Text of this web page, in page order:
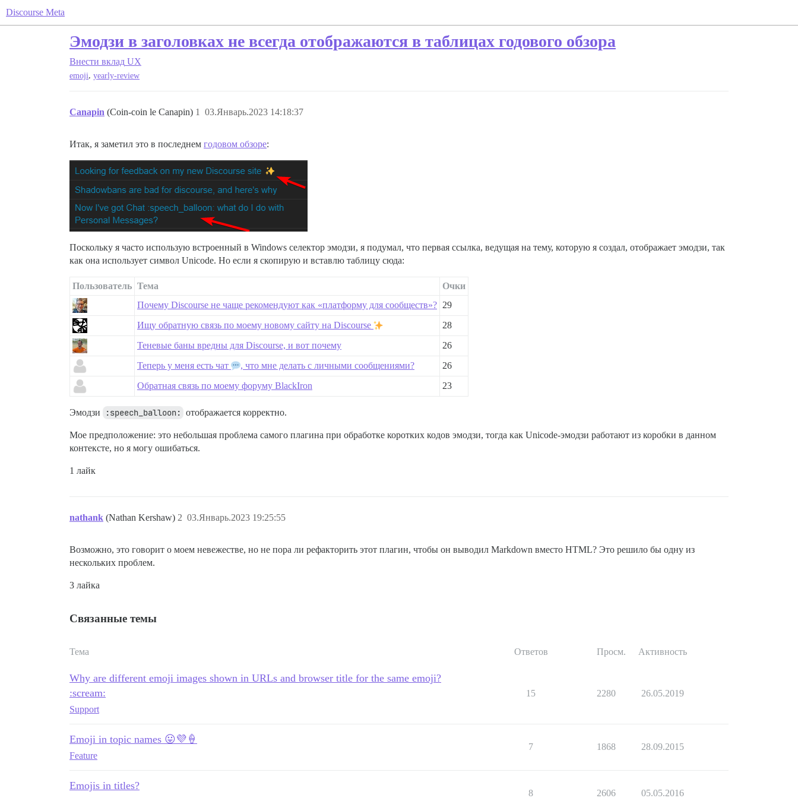
Discourse Meta
Эмодзи в заголовках не всегда отображаются в таблицах годового обзора
Внести вклад UX
emoji, yearly-review
Canapin (Coin-coin le Canapin) 03.Январь.2023 14:18:37
1
Итак, я заметил это в последнем годовом обзоре:
Поскольку я часто использую встроенный в Windows селектор эмодзи, я подумал, что первая ссылка, ведущая на тему, которую я создал, отображает эмодзи, так
как она использует символ Unicode. Но если я скопирую и вставлю таблицу сюда:
Пользователь Тема
Очки
Почему Discourse не чаще рекомендуют как «платформу для сообществ»? 29
Ищу обратную связь по моему новому сайту на Discourse
28
Теневые баны вредны для Discourse, и вот почему
26
Теперь у меня есть чат
, что мне делать с личными сообщениями?
26
Обратная связь по моему форуму BlackIron
23
Эмодзи :speech_balloon: отображается корректно.
Мое предположение: это небольшая проблема самого плагина при обработке коротких кодов эмодзи, тогда как Unicode-эмодзи работают из коробки в данном
контексте, но я могу ошибаться.
1 лайк
nathank (Nathan Kershaw) 03.Январь.2023 19:25:55
2
Возможно, это говорит о моем невежестве, но не пора ли рефакторить этот плагин, чтобы он выводил Markdown вместо HTML? Это решило бы одну из
нескольких проблем.
3 лайка
Связанные темы
Тема Ответов Просм. Активность
Why are different emoji images shown in URLs and browser title for the same emoji?
:scream:
Support
15 2280 26.05.2019
Emoji in topic names 😛💜🍦
Feature
7 1868 28.09.2015
Emojis in titles?
8 2606 05.05.2016